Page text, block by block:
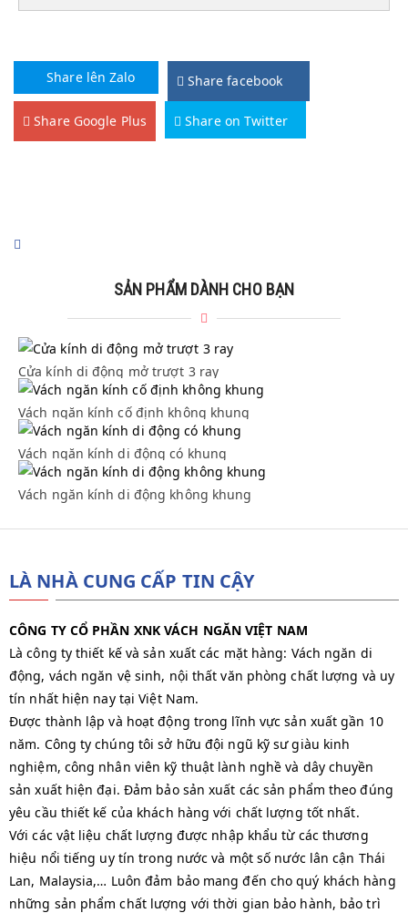
Share lên Zalo Share facebook
Share Google Plus Share on Twitter
SẢN PHẨM DÀNH CHO BẠN
Cửa kính di động mở trượt 3 ray
Cửa kính di động mở trượt 3 ray
Vách ngăn kính cố định không khung
Vách ngăn kính cố định không khung
Vách ngăn kính di động có khung
Vách ngăn kính di động có khung
Vách ngăn kính di động không khung
Vách ngăn kính di động không khung
LÀ NHÀ CUNG CẤP TIN CẬY
CÔNG TY CỔ PHẦN XNK VÁCH NGĂN VIỆT NAM
Là công ty thiết kế và sản xuất các mặt hàng: Vách ngăn di
động, vách ngăn vệ sinh, nội thất văn phòng chất lượng và uy
tín nhất hiện nay tại Việt Nam.
Được thành lập và hoạt động trong lĩnh vực sản xuất gần 10
năm. Công ty chúng tôi sở hữu đội ngũ kỹ sư giàu kinh
nghiệm, công nhân viên kỹ thuật lành nghề và dây chuyền
sản xuất hiện đại. Đảm bảo sản xuất các sản phẩm theo đúng
yêu cầu thiết kế của khách hàng với chất lượng tốt nhất.
Với các vật liệu chất lượng được nhập khẩu từ các thương
hiệu nổi tiếng uy tín trong nước và một số nước lân cận Thái
Lan, Malaysia,… Luôn đảm bảo mang đến cho quý khách hàng
những sản phẩm chất lượng với thời gian bảo hành, bảo trì